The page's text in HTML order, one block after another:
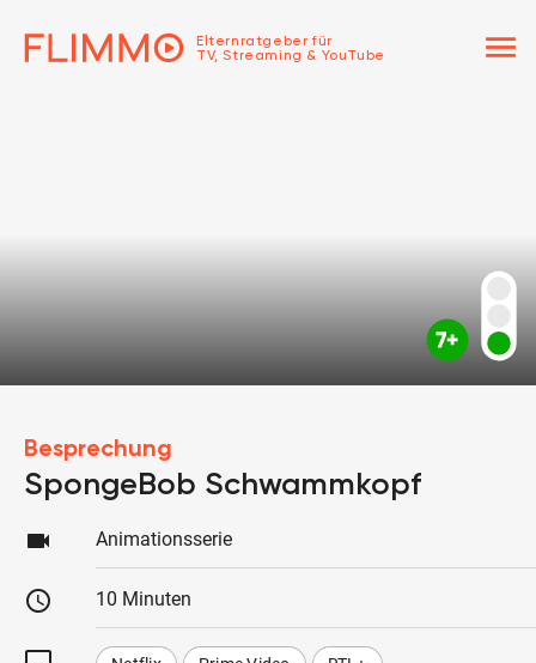
Elternratgeber für
TV, Streaming & YouTube
menu
Besprechung
SpongeBob Schwammkopf
videocam Animationsserie
schedule 10 Minuten